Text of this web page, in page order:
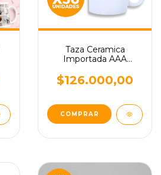
Taza Ceramica
Importada AAA
Unidades
$126.000,00